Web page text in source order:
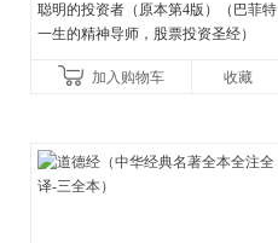
聪明的投资者（原本第4版）（巴菲特
一生的精神导师，股票投资圣经）
加入购物车 收藏